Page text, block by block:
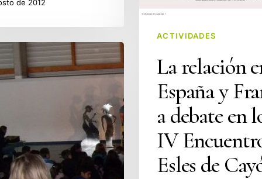
de 2012
ACTIVIDADES
La relación
España y
a debate en
IV
Esles de